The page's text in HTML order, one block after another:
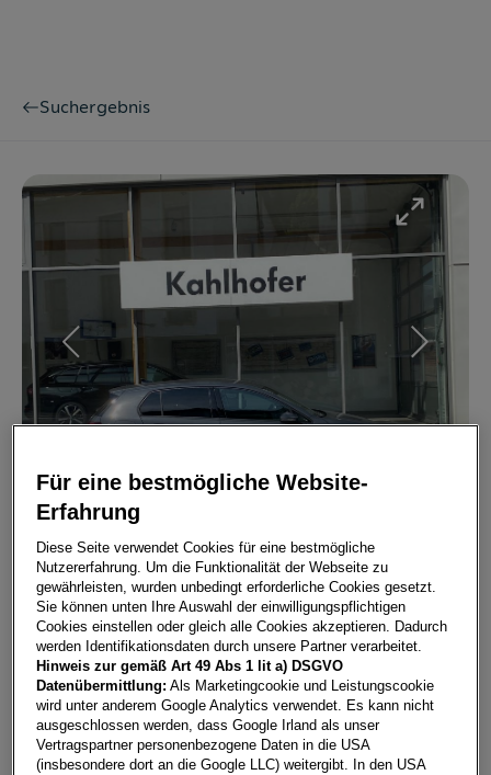
Suchergebnis
Bild 1 14
Golf Life TSI
9711 Paternion
Leasing Kredit
€277,89**
pro Monat
Für eine bestmögliche Website-
Erfahrung
Diese Seite verwendet Cookies für eine bestmögliche
Nutzererfahrung. Um die Funktionalität der Webseite zu
gewährleisten, wurden unbedingt erforderliche Cookies gesetzt.
Sie können unten Ihre Auswahl der einwilligungspflichtigen
Cookies einstellen oder gleich alle Cookies akzeptieren. Dadurch
werden Identifikationsdaten durch unsere Partner verarbeitet.
Hinweis zur gemäß Art 49 Abs 1 lit a) DSGVO
Datenübermittlung: Als Marketingcookie und Leistungscookie
wird unter anderem Google Analytics verwendet. Es kann nicht
ausgeschlossen werden, dass Google Irland als unser
Vertragspartner personenbezogene Daten in die USA
(insbesondere dort an die Google LLC) weitergibt. In den USA